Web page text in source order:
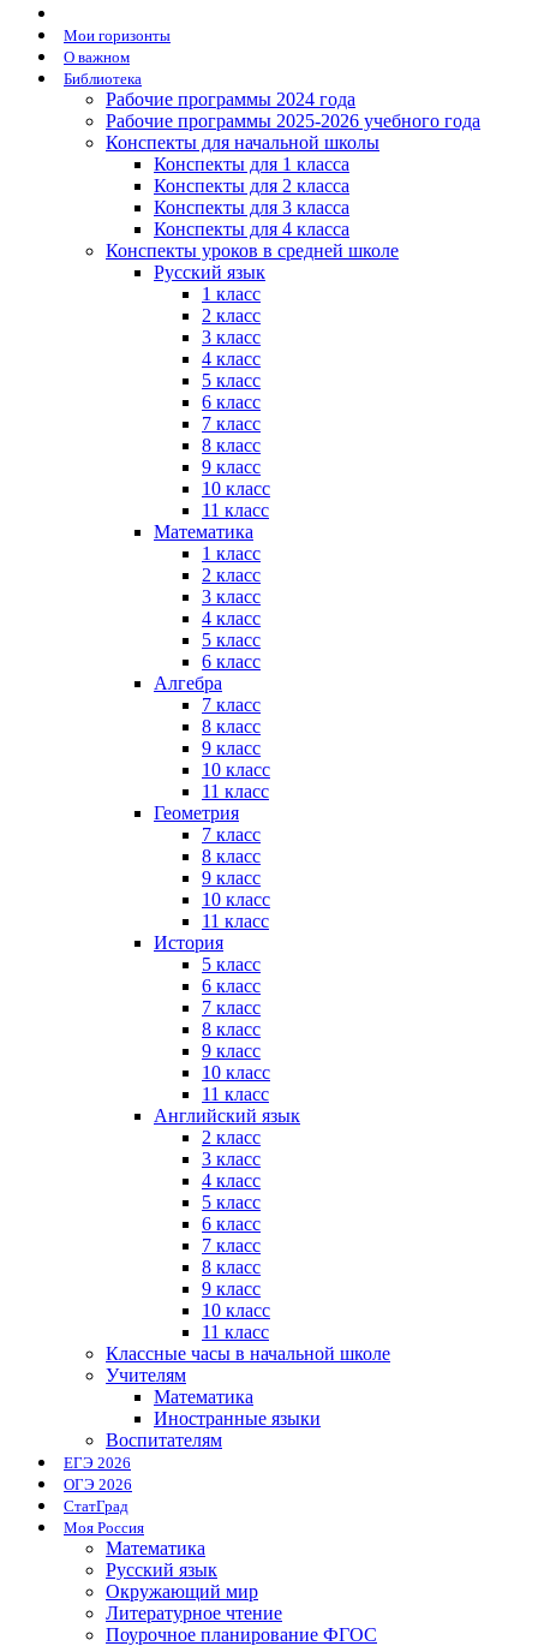
Мои горизонты
О важном
Библиотека
Рабочие программы 2024 года
Рабочие программы 2025-2026 учебного года
Конспекты для начальной школы
Конспекты для 1 класса
Конспекты для 2 класса
Конспекты для 3 класса
Конспекты для 4 класса
Конспекты уроков в средней школе
Русский язык
1 класс
2 класс
3 класс
4 класс
5 класс
6 класс
7 класс
8 класс
9 класс
10 класс
11 класс
Математика
1 класс
2 класс
3 класс
4 класс
5 класс
6 класс
Алгебра
7 класс
8 класс
9 класс
10 класс
11 класс
Геометрия
7 класс
8 класс
9 класс
10 класс
11 класс
История
5 класс
6 класс
7 класс
8 класс
9 класс
10 класс
11 класс
Английский язык
2 класс
3 класс
4 класс
5 класс
6 класс
7 класс
8 класс
9 класс
10 класс
11 класс
Классные часы в начальной школе
Учителям
Математика
Иностранные языки
Воспитателям
ЕГЭ 2026
ОГЭ 2026
СтатГрад
Моя Россия
Математика
Русский язык
Окружающий мир
Литературное чтение
Поурочное планирование ФГОС